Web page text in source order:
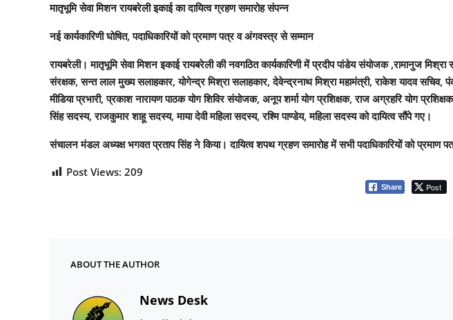
मातृभूमि सेवा मिशन रायबरेली इकाई का दायित्व ग्रहण समारोह संपन्न
नई कार्यकारिणी घोषित, पदाधिकारियों को प्रमाण पत्र व अंगवस्त्र से सम्मान
रायबरेली। मातृभूमि सेवा मिशन इकाई रायबरेली की नवगठित कार्यकारिणी में प्रदीप पांडेय संयोजक ,रामानुज
संरक्षक, सन्त लाल मुख्य सलाहकार, योगेन्द्र मिश्रा सलाहकार, देवेन्द्रनाथ मिश्रा महामंत्री, राकेश यादव
मीडिया प्रभारी, प्रकाश नारायण पाठक योग शिविर संयोजक, अनूप शर्मा योग प्रशिक्षक, राज अग्रहरि योग
सिंह सदस्य, राजकुमार शाहू सदस्य, माया देवी महिला सदस्य, रश्मि पाण्डेय, महिला सदस्य को दायित्व सौंपे गए।
संचालन मंडल अध्यक्ष भगवत प्रताप सिंह ने किया। दायित्व शपथ ग्रहण समारोह में सभी पदाधिकारियों को प्रमाण
Post Views: 209
Share Post
ABOUT THE AUTHOR
News Desk